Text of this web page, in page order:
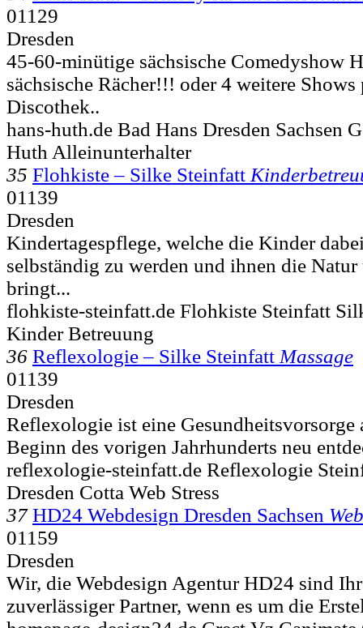
01129
Dresden
45-60-minütige sächsische Comedyshow
sächsische Rächer!!! oder 4 weitere
Discothek..
hans-huth.de Bad Hans Dresden Sachsen
Huth Alleinunterhalter
35 Flohkiste – Silke Steinfatt
01139
Dresden
Kindertagespflege, welche die Kinder
selbständig zu werden und ihnen die
bringt...
flohkiste-steinfatt.de Flohkiste Steinfatt
Kinder Betreuung
36 Reflexologie – Silke Steinfatt Massage
01139
Dresden
Reflexologie ist eine
Beginn des vorigen Jahrhunderts neu
reflexologie-steinfatt.de Reflexologie
Dresden Cotta Web Stress
37 HD24 Webdesign Dresden Sachsen
01159
Dresden
Wir, die Webdesign Agentur HD24 sind
zuverlässiger Partner, wenn es um die